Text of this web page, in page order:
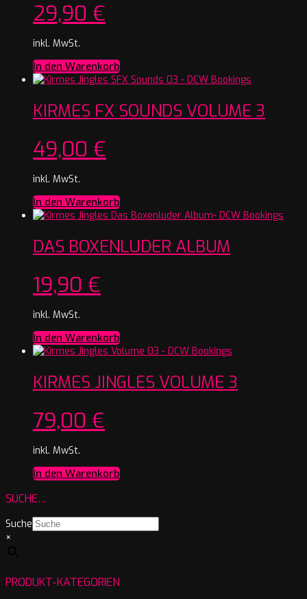
29,90 €
inkl. MwSt.
In den Warenkorb
KIRMES FX SOUNDS VOLUME 3
49,00 €
inkl. MwSt.
In den Warenkorb
DAS BOXENLUDER ALBUM
19,90 €
inkl. MwSt.
In den Warenkorb
KIRMES JINGLES VOLUME 3
79,00 €
inkl. MwSt.
In den Warenkorb
SUCHE…
Suche
×
PRODUKT-KATEGORIEN